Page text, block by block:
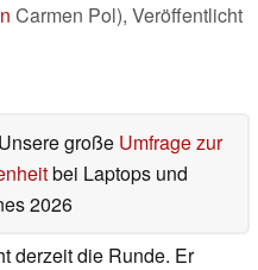
Carmen Pol), Veröffentlicht
Unsere große Umfrage zur
bei Laptops und
2026
derzeit die Runde. Er